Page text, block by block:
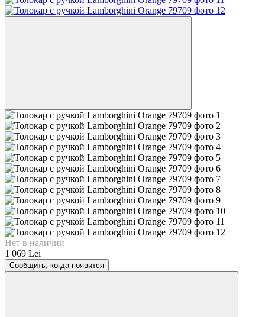
Нет в наличии
1 069 Lei
Сообщить, когда появится